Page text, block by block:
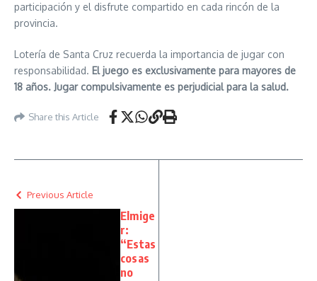
participación y el disfrute compartido en cada rincón de la
provincia.
Lotería de Santa Cruz recuerda la importancia de jugar con
responsabilidad. El juego es exclusivamente para mayores de
18 años. Jugar compulsivamente es perjudicial para la salud.
Share this Article
Previous Article
Elmige
r:
“Estas
cosas
no